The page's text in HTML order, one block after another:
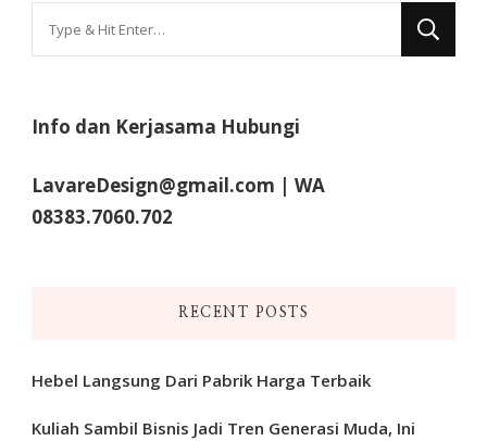
Info dan Kerjasama Hubungi
LavareDesign@gmail.com | WA
08383.7060.702
RECENT POSTS
Hebel Langsung Dari Pabrik Harga Terbaik
Kuliah Sambil Bisnis Jadi Tren Generasi Muda, Ini